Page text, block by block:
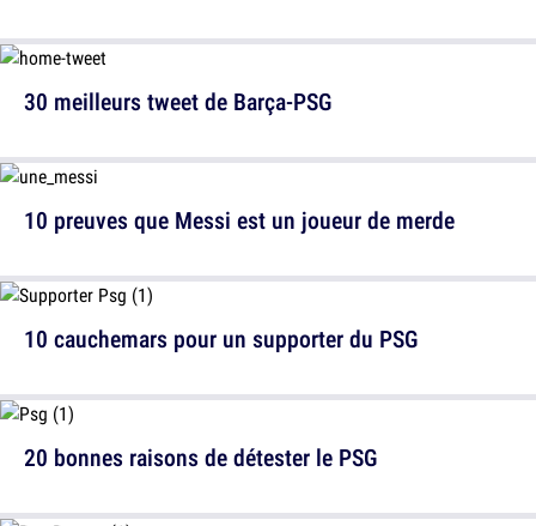
10 preuves que Messi est un joueur de merde
20 bonnes raisons de détester le PSG
30 meilleurs tweet de Barça-PSG
10 cauchemars pour un supporter du PSG